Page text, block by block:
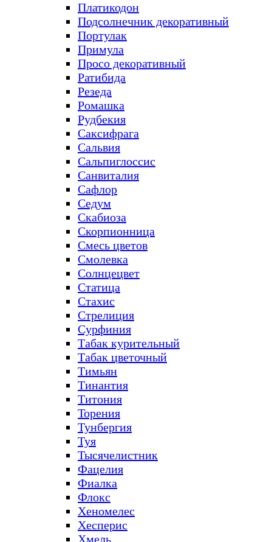
Платикодон
Подсолнечник декоративный
Портулак
Примула
Просо декоративный
Ратибида
Резеда
Ромашка
Рудбекия
Саксифрага
Сальвия
Сальпиглоссис
Санвиталия
Сафлор
Седум
Скабиоза
Скорпионница
Смесь цветов
Смолевка
Солнцецвет
Статица
Стахис
Стрелиция
Сурфиния
Табак курительный
Табак цветочный
Тимьян
Тинантия
Титония
Торения
Тунбергия
Туя
Тысячелистник
Фацелия
Фиалка
Флокс
Хеномелес
Хесперис
Хмель